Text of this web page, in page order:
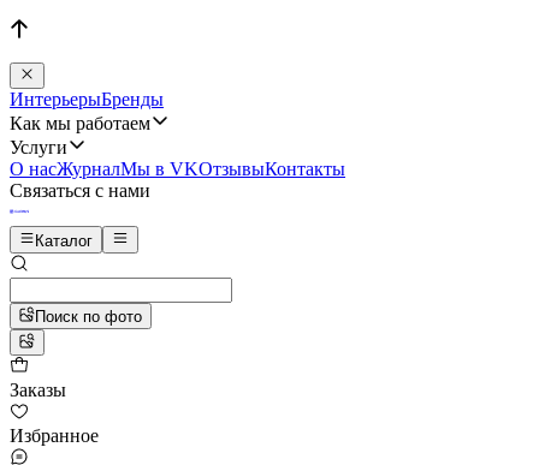
ИнтерьерыБренды
Как мы работаем
Услуги
О насЖурналМы в VKОтзывыКонтакты
Связаться с нами
Каталог
Поиск по фото
Заказы
Избранное